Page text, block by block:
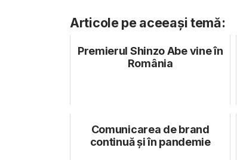
Articole pe aceeași temă:
Premierul Shinzo Abe vine în
România
Comunicarea de brand
continuă și în pandemie